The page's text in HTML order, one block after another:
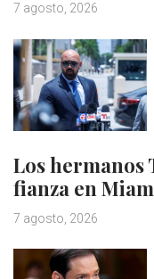
7 agosto, 2026
Los hermanos
fianza en
7 agosto, 2026